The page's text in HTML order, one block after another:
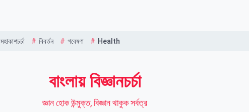
মহাকাশচর্চা বিবর্তন গবেষণা Health
বাংলায় বিজ্ঞানচর্চা
জ্ঞান হোক উন্মুক্ত, বিজ্ঞান থাকুক সর্বত্র